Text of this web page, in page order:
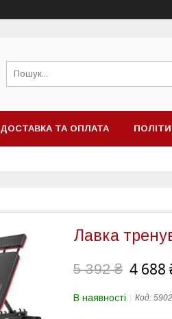
ДОСТАВКА ТА ОПЛАТА
Лавка
5 392 ₴ 4 688
В наявності Код: